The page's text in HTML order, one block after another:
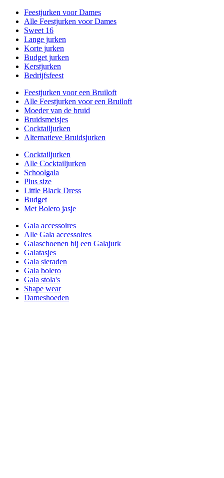
Feestjurken voor Dames
Alle Feestjurken voor Dames
Sweet 16
Lange jurken
Korte jurken
Budget jurken
Kerstjurken
Bedrijfsfeest
Feestjurken voor een Bruiloft
Alle Feestjurken voor een Bruiloft
Moeder van de bruid
Bruidsmeisjes
Cocktailjurken
Alternatieve Bruidsjurken
Cocktailjurken
Alle Cocktailjurken
Schoolgala
Plus size
Little Black Dress
Budget
Met Bolero jasje
Gala accessoires
Alle Gala accessoires
Galaschoenen bij een Galajurk
Galatasjes
Gala sieraden
Gala bolero
Gala stola's
Shape wear
Dameshoeden